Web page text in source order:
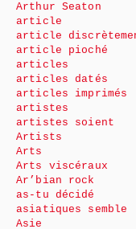
Arthur Seaton
article
article
article pioché
articles
articles datés
articles imprimés
artistes
artistes soient
Artists
Arts
Arts viscéraux
Ar’bian rock
as-tu décidé
asiatiques semble
Asie